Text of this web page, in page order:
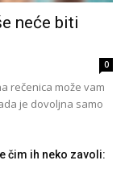
neće biti
0
rečenica može vam
je dovoljna samo
čim ih neko zavoli: